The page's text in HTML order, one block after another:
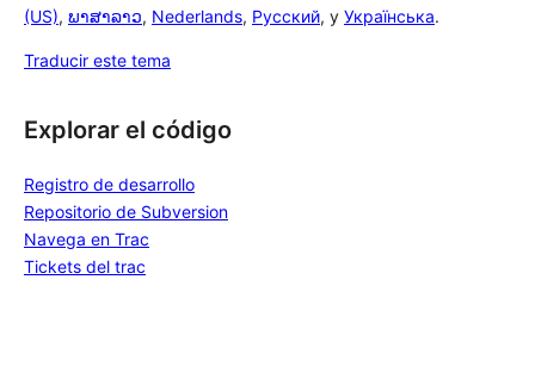
(US), ພາສາລາວ, Nederlands, Русский, y Українська.
Traducir este tema
Explorar el código
Registro de desarrollo
Repositorio de Subversion
Navega en Trac
Tickets del trac